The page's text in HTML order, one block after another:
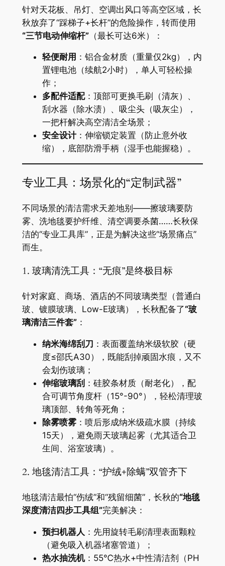
针对天花板、吊灯、空调出风口等高空区域，长
秋放弃了“踩梯子+长杆”的危险操作，转而使用​
“三节电动伸缩杆”​​（最长可达6米）：
​轻便耐用​ ​：铝合金材质（重量仅2kg），内
置锂电池（续航2小时），单人可轻松操
作；
​多配件适配​​：顶部可更换毛刷（清灰）、
刮水器（除水渍）、吸尘头（吸灰尘），
一把杆解决高空清洁全场景；
​安全设计​​：伸缩锁定装置（防止意外收
缩），底部防滑手柄（湿手也能握稳）。
专业工具：场景化的“定制武器”
不同场景的清洁需求天差地别——擦玻璃要防
雾、洗地毯要护纤维、清空调要杀菌……长秋保
洁的“专业工具库”，正是为解决这些“场景痛点”
而生。
1. 玻璃清洗工具：“无痕”是终极目标
针对家庭、商场、酒店的不同玻璃类型（普通白
玻、镀膜玻璃、Low-E玻璃），长秋配备了​​“玻
璃清洁三件套”​​：
​纳米海绵刮刀​ ​：表面覆盖纳米级软胶（硬
度≤邵氏A30），既能刮掉顽固水痕，又不
会划伤玻璃；
​伸缩玻璃刮​ ​：硅胶条材质（耐老化），配
合可调节角度杆（15°-90°），轻松清理玻
璃顶部、转角等死角；
​除雾喷雾​​：喷后形成纳米级疏水膜（持续
15天），避免雨天玻璃起雾（尤其适合卫
生间、浴室玻璃）。
2. 地毯清洁工具：“护绒+除螨”双管齐下
地毯清洁最怕“伤绒”和“残留细菌”，长秋的​​“地毯
深度清洁四步工具组”​​完美解决：
​预扫机器人​ ​：先用旋转毛刷清理表面颗粒
（避免吸入机器堵塞管道）；
​热水抽洗机​​：55℃热水+中性清洁剂（PH